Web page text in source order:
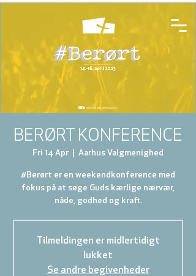
BERØRT KONFERENCE
Fri 14 Apr Aarhus Valgmenighed
#Berørt er en weekendkonference med
fokus på at søge Guds kærlige nærvær,
nåde, godhed og kraft.
Tilmeldingen er midlertidigt
lukket
Se andre begivenheder